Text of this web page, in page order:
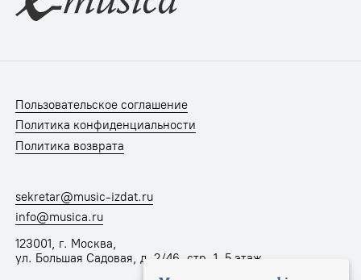
Пользовательское соглашение
Политика конфиденциальности
Политика возврата
sekretar@music-izdat.ru
info@musica.ru
123001, г. Москва,
ул. Большая Садовая, д. 2/46, стр. 1, 5 этаж